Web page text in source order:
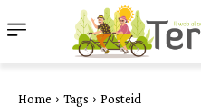
Home Tags Posteid